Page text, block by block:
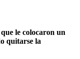
le colocaron un
quitarse la